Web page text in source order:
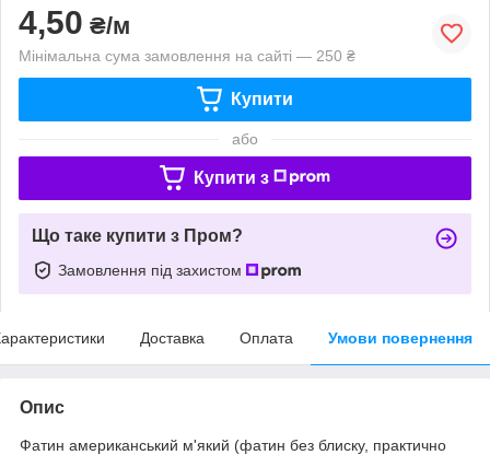
4,50 ₴/м
Мінімальна сума замовлення на сайті — 250 ₴
Купити
або
Купити з
Що таке купити з Пром?
Замовлення під захистом
Доставка Оплата Умови повернення
Опис
Фатин американський м'який (фатин без блиску, практично